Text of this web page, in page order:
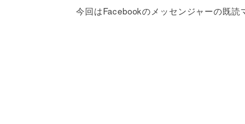
今回はFacebookのメッセンジャーの既読